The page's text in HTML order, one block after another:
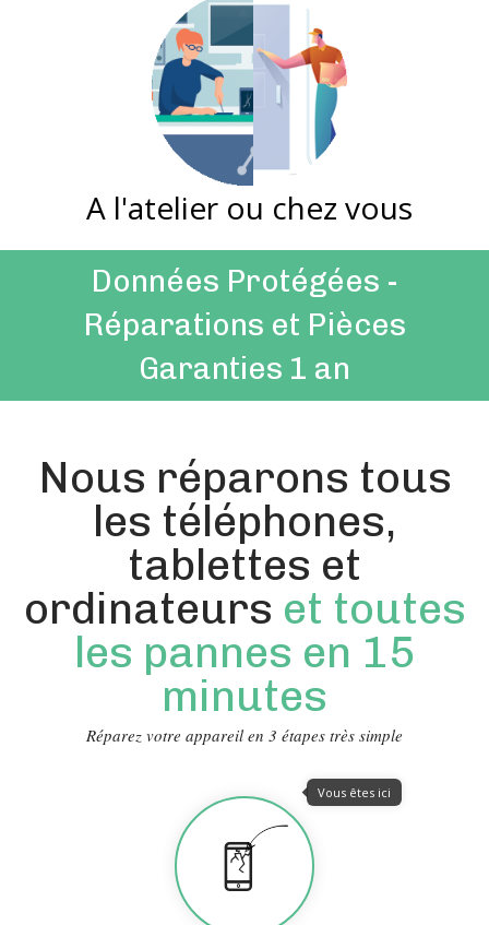
A l'atelier ou chez vous
Données Protégées -
Réparations et Pièces
Garanties 1 an
Nous réparons tous
les téléphones,
tablettes et
ordinateurs et toutes
les pannes en 15
minutes
Réparez votre appareil en 3 étapes très simple
Vous êtes ici